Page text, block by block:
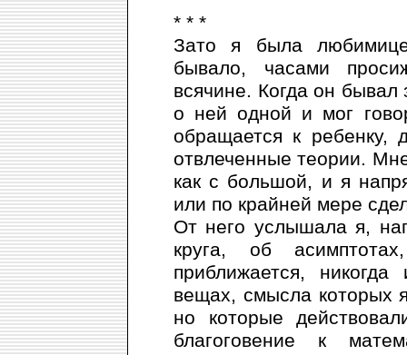
* * *
Зато я была
бывало, часами
всячине. Когда он бывал
о ней одной и мог
обращается к ребенку,
отвлеченные теории.
как с большой, и я
или по крайней мере
От него услышала я,
круга, об
приближается,
вещах, смысла которых
но которые
благоговение к